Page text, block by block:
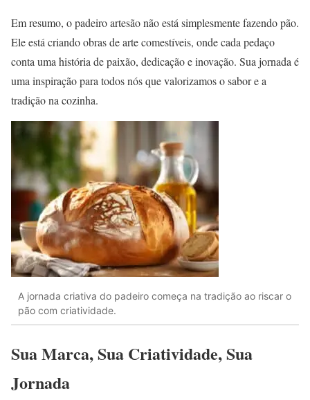
Em resumo, o padeiro artesão não está simplesmente fazendo pão.
Ele está criando obras de arte comestíveis, onde cada pedaço
conta uma história de paixão, dedicação e inovação. Sua jornada é
uma inspiração para todos nós que valorizamos o sabor e a
tradição na cozinha.
A jornada criativa do padeiro começa na tradição ao riscar o
pão com criatividade.
Sua Marca, Sua Criatividade, Sua
Jornada